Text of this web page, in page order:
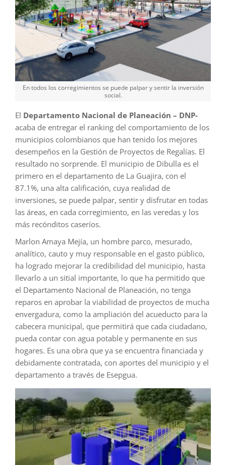
En todos los corregimientos se puede palpar y sentir la inversión
social.
El Departamento Nacional de Planeación – DNP-
acaba de entregar el ranking del comportamiento de los
municipios colombianos que han tenido los mejores
desempeños en la Gestión de Proyectos de Regalías. El
resultado no sorprende. El municipio de Dibulla es el
primero en el departamento de La Guajira, con el
87.1%, una alta calificación, cuya realidad de
inversiones, se puede palpar, sentir y disfrutar en todas
las áreas, en cada corregimiento, en las veredas y los
más recónditos caseríos.
Marlon Amaya Mejía, un hombre parco, mesurado,
analítico, cauto y muy responsable en el gasto público,
ha logrado mejorar la credibilidad del municipio, hasta
llevarlo a un sitial importante, lo que ha permitido que
el Departamento Nacional de Planeación, no tenga
reparos en aprobar la viabilidad de proyectos de mucha
envergadura, como la ampliación del acueducto para la
cabecera municipal, que permitirá que cada ciudadano,
pueda contar con agua potable y permanente en sus
hogares. Es una obra que ya se encuentra financiada y
debidamente contratada, con aportes del municipio y el
departamento a través de Esepgua.